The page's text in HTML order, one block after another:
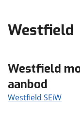
Westfield
Westfield
aanbod
Westfield SEiW